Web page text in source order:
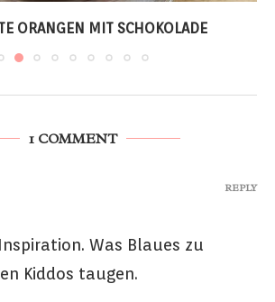
ORANGEN MIT SCHOKOLADE
1 COMMENT
Was Blaues zu
Kiddos taugen.
REPLY